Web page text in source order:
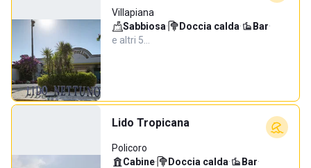
Villapiana
Sabbiosa· Doccia calda· Bar·
e altri 5…
Lido Tropicana
Policoro
Cabine· Doccia calda· Bar·